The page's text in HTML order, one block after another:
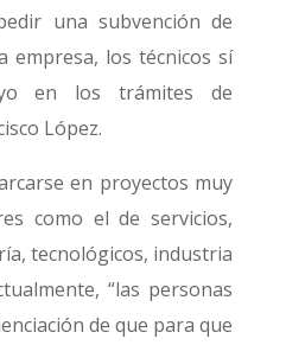
una subvención de
empresa, los técnicos sí
en los trámites de
López.
en proyectos muy
como el de servicios,
tecnológicos, industria
“las personas
de que para que